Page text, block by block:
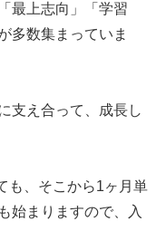
最上志向」「学習
多数集まっていま
支え合って、成長し
も、そこから1ヶ月単
始まりますので、入